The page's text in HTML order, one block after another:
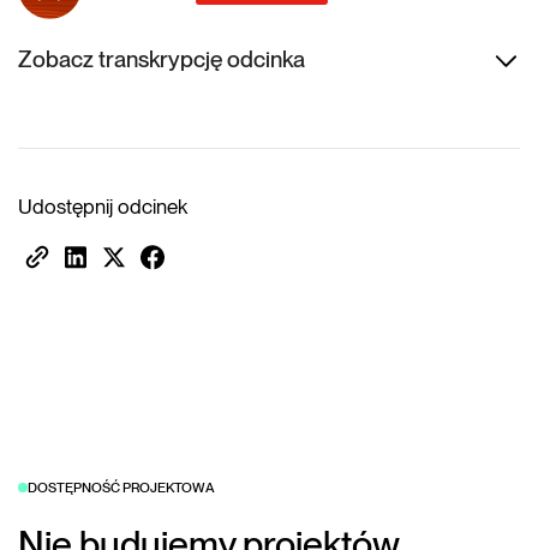
Zobacz transkrypcję odcinka
Udostępnij odcinek
DOSTĘPNOŚĆ PROJEKTOWA